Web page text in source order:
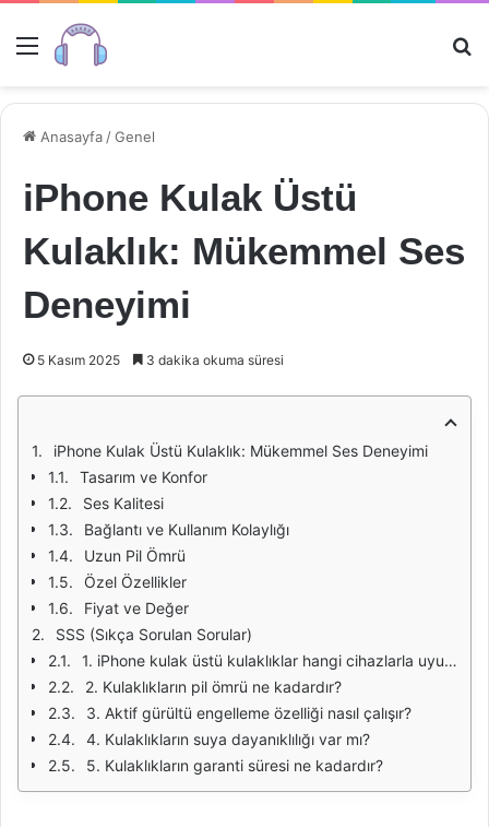
Menü
Anasayfa /Genel
iPhone Kulak Üstü
Kulaklık: Mükemmel Ses
Deneyimi
5 Kasım 2025 3 dakika okuma süresi
iPhone Kulak Üstü Kulaklık: Mükemmel Ses Deneyimi
Tasarım ve Konfor
Ses Kalitesi
Bağlantı ve Kullanım Kolaylığı
Uzun Pil Ömrü
Özel Özellikler
Fiyat ve Değer
SSS (Sıkça Sorulan Sorular)
1. iPhone kulak üstü kulaklıklar hangi cihazlarla uyumludur?
2. Kulaklıkların pil ömrü ne kadardır?
3. Aktif gürültü engelleme özelliği nasıl çalışır?
4. Kulaklıkların suya dayanıklılığı var mı?
5. Kulaklıkların garanti süresi ne kadardır?